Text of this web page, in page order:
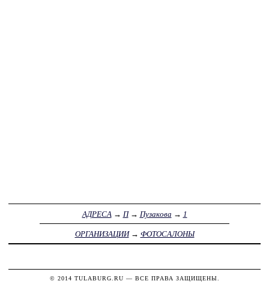
АДРЕСА → П→ Пузакова → 1
ОРГАНИЗАЦИИ→ ФОТОСАЛОНЫ
© 2014 TULABURG.RU — ВСЕ ПРАВА ЗАЩИЩЕНЫ.